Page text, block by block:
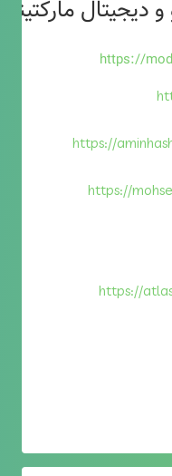
دیجیتال
https://
https://
https://
https://